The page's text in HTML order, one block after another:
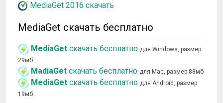
MediaGet 2016 скачать
MediaGet скачать бесплатно
MediaGet скачать бесплатно для Windows, размер
29мб
MadiaGet скачать бесплатно для Mac, размер 88мб
MediaGet скачать бесплатно для Android, размер
19мб